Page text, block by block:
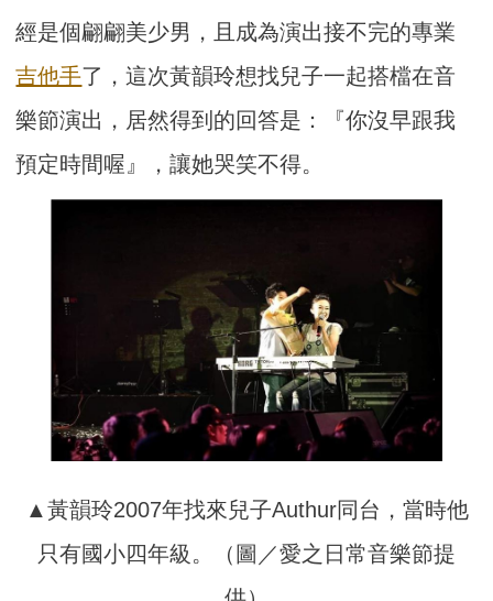
經是個翩翩美少男，且成為演出接不完的專業
吉他手了，這次黃韻玲想找兒子一起搭檔在音
樂節演出，居然得到的回答是：『你沒早跟我
預定時間喔』，讓她哭笑不得。
▲黃韻玲2007年找來兒子Authur同台，當時他
只有國小四年級。（圖／愛之日常音樂節提